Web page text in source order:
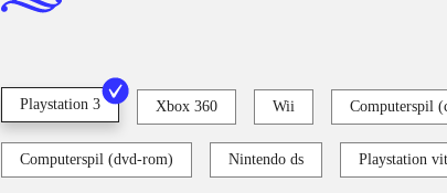
Playstation 3 Xbox 360 Wii Computerspil
Computerspil (dvd-rom) Nintendo ds Playstation